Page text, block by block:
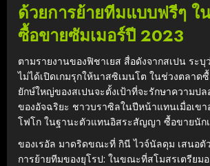
ด้วยการย้ายทีมแบบฟรีๆ ใ
ซื้อขายซัมเมอร์ปี 2023
ตามรายงานของฟิชาเยส สื่อดังจากสเปน ระบุ
ไม่ได้เปิดเกมรุกให้นาสซิเมนโต ในช่วงตลาด
ยักษ์ใหญ่ของสเปนจะตั้งเป้าที่จะรักษาความป
ของอัจฉริยะ ชาวบราซิลในปีหน้าแทนเมื่อเขา
โฟโก ในฐานะตัวแทนอิสระสัญญา ซื้อขายนัก
ของเรอัล มาดริดขณะที่ กินี ไวจ์นัลดุม เสนอตั
การย้ายทีมของยุโรป: ในขณะที่สโมสรเตรียม